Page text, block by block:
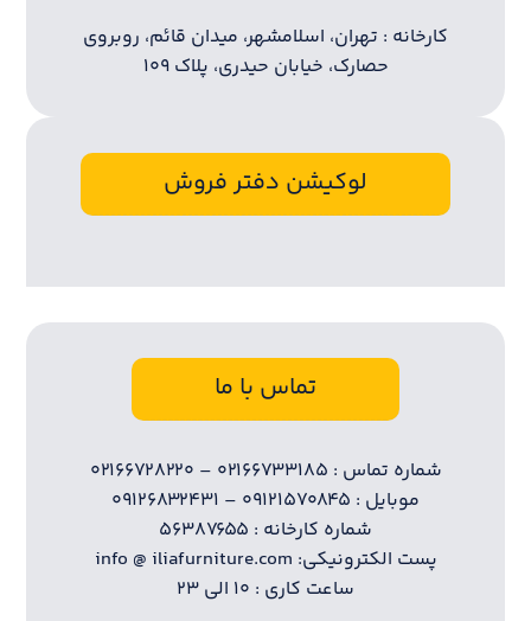
کارخانه : تهران، اسلامشهر، میدان قائم، روبروی
حصارک، خیابان حیدری، پلاک ۱۰۹
لوکیشن دفتر فروش
تماس با ما
شماره تماس : ۰۲۱۶۶۷۳۳۱۸۵ – ۰۲۱۶۶۷۲۸۲۲۰
موبایل : ۰۹۱۲۱۵۷۰۸۴۵ – ۰۹۱۲۶۸۳۲۴۳۱
شماره کارخانه : ۵۶۳۸۷۶۵۵
پست الکترونیکی: info @ iliafurniture.com
ساعت کاری : ۱۰ الی ۲۳